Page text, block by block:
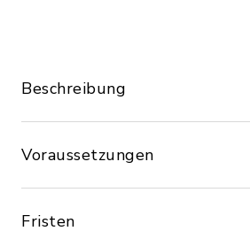
Beschreibung
Voraussetzungen
Fristen